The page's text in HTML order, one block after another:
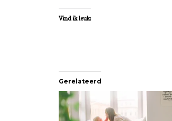
Vind ik leuk:
Gerelateerd